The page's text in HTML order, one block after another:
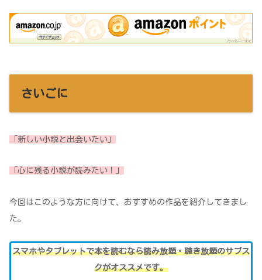
さいごに
「新しい小説と出会いたい」
「心に残る小説が読みたい！」
今回はこのような方に向けて、おすすめの作品を紹介してきまし
た。
スマホやタブレットで本を読むなら読み放題・聴き放題のサブス
クがオススメです。